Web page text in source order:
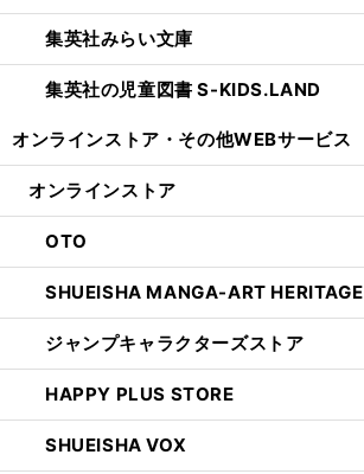
集英社みらい文庫
集英社の児童図書 S-KIDS.LAND
オンラインストア・ その他WEBサービス
オンラインストア
OTO
SHUEISHA MANGA-ART HERITAGE
ジャンプキャラクターズストア
HAPPY PLUS STORE
SHUEISHA VOX